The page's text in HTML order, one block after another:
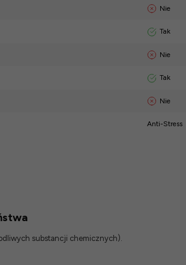
Nie
Tak
Nie
Tak
Nie
Anti-Stress
substancji chemicznych).